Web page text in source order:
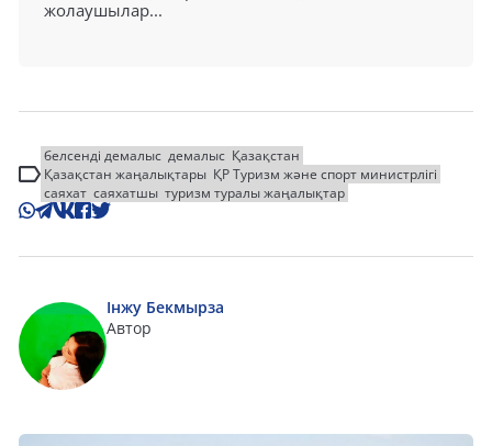
жолаушылар...
белсенді демалыс демалыс Қазақстан
Қазақстан жаңалықтары ҚР Туризм және спорт министрлігі
саяхат саяхатшы туризм туралы жаңалықтар
Інжу Бекмырза
Автор